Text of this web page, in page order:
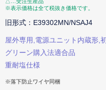
※表示価格は全て税抜き価格です。
旧形式：E39302MN/NSAJ4
屋外専用,電源ユニット内蔵形,
グリーン購入法適合品
重耐塩仕様
※落下防止ワイヤ同梱